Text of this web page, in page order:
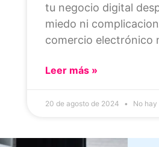
tu negocio digital
miedo ni
comercio electrónico
Leer más »
20 de agosto de 2024 No